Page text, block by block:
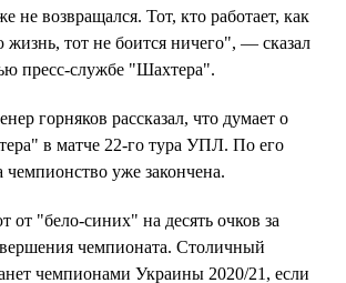
не возвращался. Тот, кто работает, как
жизнь, тот не боится ничего", — сказал
пресс-службе "Шахтера".
горняков рассказал, что думает о
в матче 22-го тура УПЛ. По его
уже закончена.
от "бело-синих" на десять очков за
чемпионата. Столичный
чемпионами Украины 2020/21, если